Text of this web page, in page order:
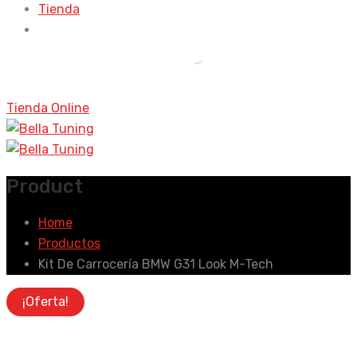
Tienda
Tienda Online
Product
Home
Productos
Kit De Carrocería BMW G31 Look M-Tech
¡Oferta!